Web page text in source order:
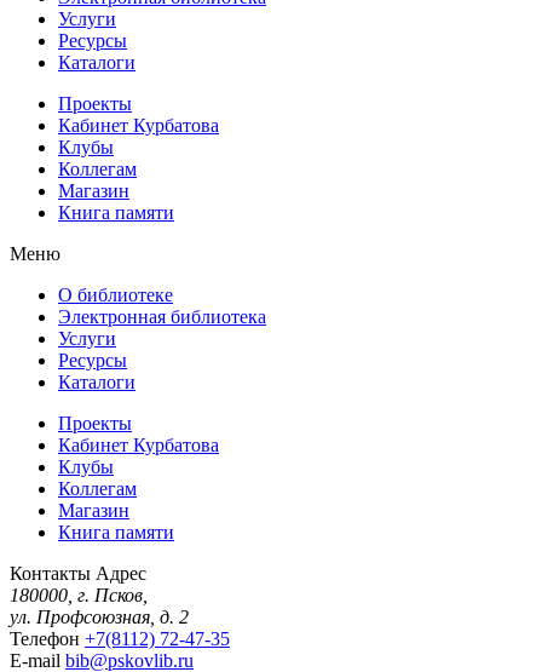
Услуги
Ресурсы
Каталоги
Проекты
Кабинет Курбатова
Клубы
Коллегам
Магазин
Книга памяти
Меню
О библиотеке
Электронная библиотека
Услуги
Ресурсы
Каталоги
Проекты
Кабинет Курбатова
Клубы
Коллегам
Магазин
Книга памяти
Контакты Адрес
180000, г. Псков,
ул. Профсоюзная, д. 2
Телефон +7(8112) 72-47-35
E-mail bib@pskovlib.ru